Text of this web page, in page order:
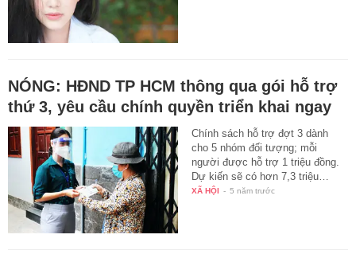
NÓNG: HĐND TP HCM thông qua gói hỗ trợ
thứ 3, yêu cầu chính quyền triển khai ngay
Chính sách hỗ trợ đợt 3 dành
cho 5 nhóm đối tượng; mỗi
người được hỗ trợ 1 triệu đồng.
Dự kiến sẽ có hơn 7,3 triệu…
XÃ HỘI - 5 năm trước